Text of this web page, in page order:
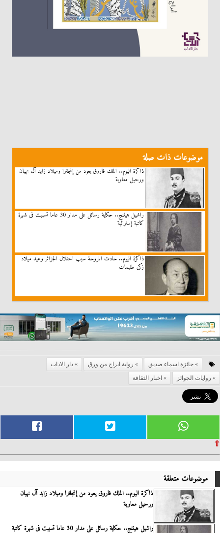
موضوعات ذات صلة
ذاكرة اليوم.. الملك فاروق يعود من إنجلترا وميلاد زايد آل نهيان
ورحيل معاوية
راشيل هيننج.. حكاية رسائل على مدار 30 عاما تسببت فى شهرة
كاتبة إسترالية
ذاكرة اليوم.. حادث المروحة سبب احتلال الجزائر وعيد ميلاد
زكى طليمات
جائزة اسماء صديق رواية ابراج من ورق
دار الاداب
روايات الجوائز
اخبار الثقافة
⇧
موضوعات متعلقة
ذاكرة اليوم.. الملك فاروق يعود من إنجلترا وميلاد زايد آل نهيان
ورحيل معاوية
راشيل هيننج.. حكاية رسائل على مدار 30 عاما تسببت فى شهرة كاتبة